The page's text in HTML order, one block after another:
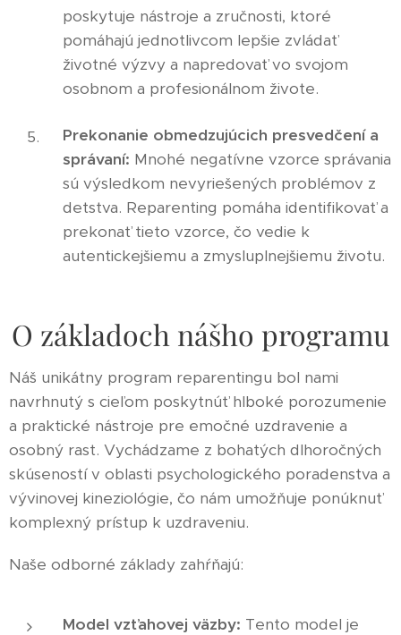
poskytuje nástroje a zručnosti, ktoré
pomáhajú jednotlivcom lepšie zvládať
životné výzvy a napredovať vo svojom
osobnom a profesionálnom živote.
Prekonanie obmedzujúcich presvedčení a
správaní: Mnohé negatívne vzorce správania
sú výsledkom nevyriešených problémov z
detstva. Reparenting pomáha identifikovať a
prekonať tieto vzorce, čo vedie k
autentickejšiemu a zmysluplnejšiemu životu.
O základoch nášho programu
Náš unikátny program reparentingu bol nami
navrhnutý s cieľom poskytnúť hlboké porozumenie
a praktické nástroje pre emočné uzdravenie a
osobný rast. Vychádzame z bohatých dlhoročných
skúseností v oblasti psychologického poradenstva a
vývinovej kineziológie, čo nám umožňuje ponúknuť
komplexný prístup k uzdraveniu.
Naše odborné základy zahŕňajú:
Model vzťahovej väzby: Tento model je